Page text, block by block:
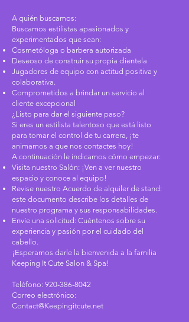
A quién buscamos:
Buscamos estilistas apasionados y
experimentados que sean:
Cosmetóloga o barbera autorizada
Deseoso de construir su propia clientela
Jugadores de equipo con actitud positiva y
colaborativa.
Comprometidos a brindar un servicio al
cliente excepcional
¿Listo para dar el siguiente paso?
Si eres un estilista talentoso que está listo
para tomar el control de tu carrera, ¡te
animamos a que nos contactes hoy!
A continuación le indicamos cómo empezar:
Visita nuestro Salón: ¡Ven a ver nuestro
espacio y conoce al equipo!
Revise nuestro Acuerdo de alquiler de stand:
este documento describe los detalles de
nuestro programa y sus responsabilidades.
Envíe una solicitud: Cuéntenos sobre su
experiencia y pasión por el cuidado del
cabello.
¡Esperamos darle la bienvenida a la familia
Keeping It Cute Salon & Spa!
Teléfono: 920-386-8042
Correo electrónico:
Contact@Keepingitcute.net